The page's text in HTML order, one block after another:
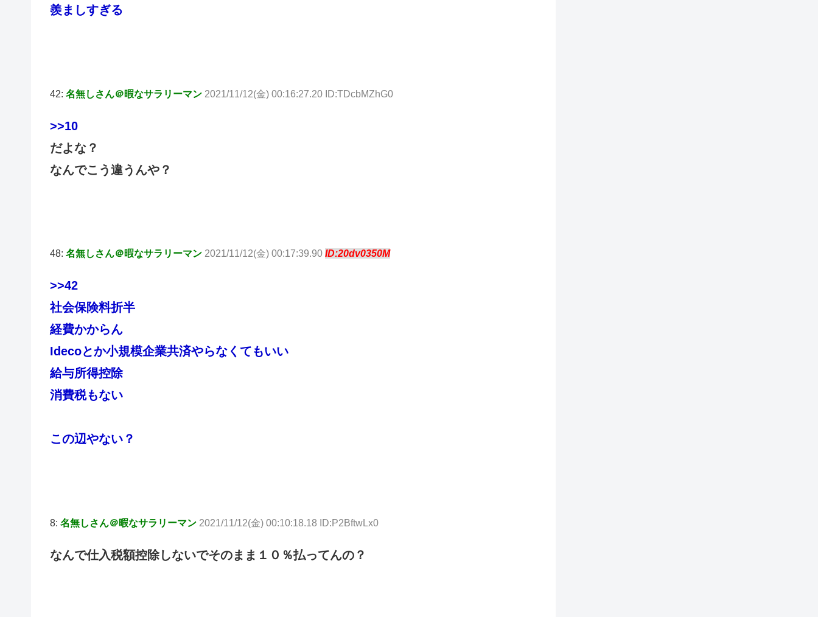
羨ましすぎる
42: 名無しさん＠暇なサラリーマン 2021/11/12(金) 00:16:27.20 ID:TDcbMZhG0
>>10
だよな？
なんでこう違うんや？
48: 名無しさん＠暇なサラリーマン 2021/11/12(金) 00:17:39.90 ID:20dv0350M
>>42
社会保険料折半
経費かからん
Idecoとか小規模企業共済やらなくてもいい
給与所得控除
消費税もない
この辺やない？
8: 名無しさん＠暇なサラリーマン 2021/11/12(金) 00:10:18.18 ID:P2BftwLx0
なんで仕入税額控除しないでそのまま１０％払ってんの？